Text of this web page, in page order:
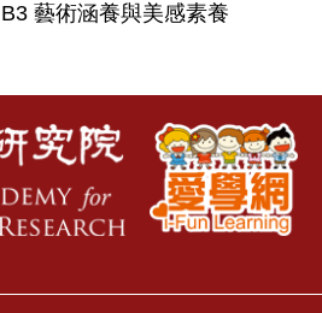
B3 藝術涵養與美感素養